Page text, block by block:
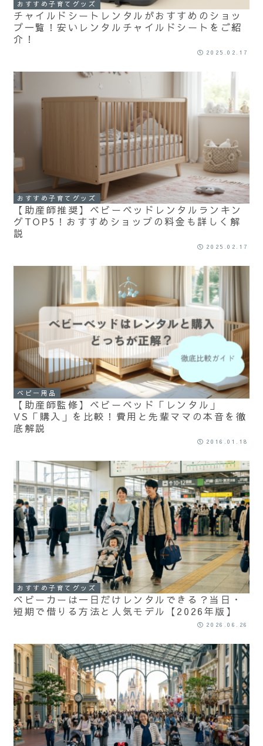
おすすめ子育てグッズ
チャイルドシートレンタルがおすすめのショッ
プ一覧！安いレンタルチャイルドシートをご紹
介！
2025.02.17
おすすめ子育てグッズ
【助産師推奨】ベビーベッドレンタルランキン
グTOP5！おすすめショップの料金も詳しく解
説
2025.02.17
ベビー用品
【助産師監修】ベビーベッド「レンタル」
VS「購入」を比較！費用と先輩ママの本音を徹
底解説
2016.01.18
おすすめ子育てグッズ
ベビーカーは一日だけレンタルできる？当日・
短期で借りる方法と人気モデル【2026年版】
2026.06.26